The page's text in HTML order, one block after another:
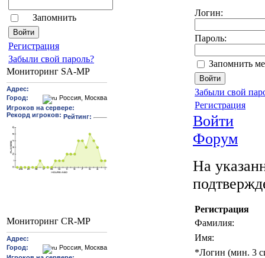
Запомнить
Pегиcтрaция
Забыли свой пароль?
Мониторинг SA-MP
Мониторинг CR-MP
Логин:
Пароль:
Запомнить
Забыли свой
Регистрация
Войти
Форум
На
Регистрация
Фамилия:
Имя:
*Логин (мин. 3